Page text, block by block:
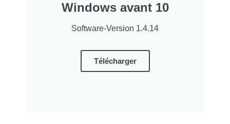
Windows avant 10
Software-Version 1.4.14
Télécharger